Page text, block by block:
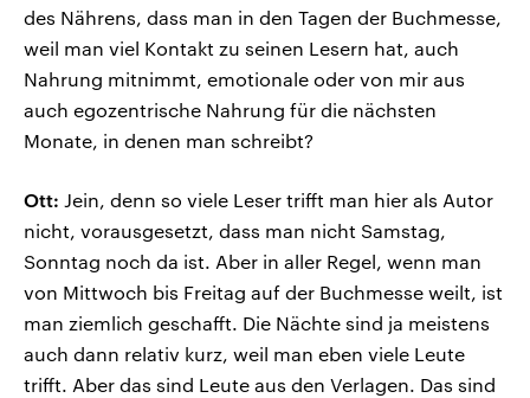
des Nährens, dass man in den Tagen der Buchmesse,
weil man viel Kontakt zu seinen Lesern hat, auch
Nahrung mitnimmt, emotionale oder von mir aus
auch egozentrische Nahrung für die nächsten
Monate, in denen man schreibt?
Ott: Jein, denn so viele Leser trifft man hier als Autor
nicht, vorausgesetzt, dass man nicht Samstag,
Sonntag noch da ist. Aber in aller Regel, wenn man
von Mittwoch bis Freitag auf der Buchmesse weilt, ist
man ziemlich geschafft. Die Nächte sind ja meistens
auch dann relativ kurz, weil man eben viele Leute
trifft. Aber das sind Leute aus den Verlagen. Das sind